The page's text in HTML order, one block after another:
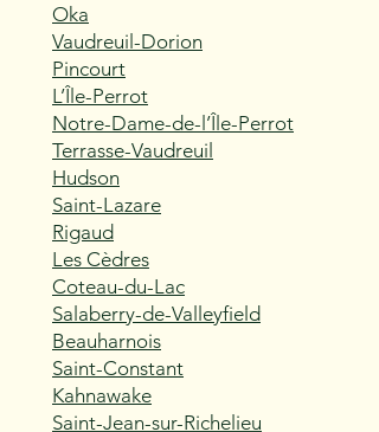
Oka
Vaudreuil-Dorion
Pincourt
L’Île-Perrot
Notre-Dame-de-l’Île-Perrot
Terrasse-Vaudreuil
Hudson
Saint-Lazare
Rigaud
Les Cèdres
Coteau-du-Lac
Salaberry-de-Valleyfield
Beauharnois
Saint-Constant
Kahnawake
Saint-Jean-sur-Richelieu